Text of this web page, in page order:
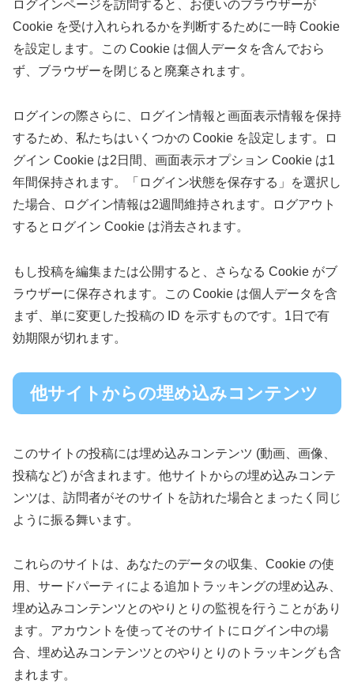
ログインページを訪問すると、お使いのブラウザーが
Cookie を受け入れられるかを判断するために一時 Cookie
を設定します。この Cookie は個人データを含んでおら
ず、ブラウザーを閉じると廃棄されます。
ログインの際さらに、ログイン情報と画面表示情報を保持
するため、私たちはいくつかの Cookie を設定します。ロ
グイン Cookie は2日間、画面表示オプション Cookie は1
年間保持されます。「ログイン状態を保存する」を選択し
た場合、ログイン情報は2週間維持されます。ログアウト
するとログイン Cookie は消去されます。
もし投稿を編集または公開すると、さらなる Cookie がブ
ラウザーに保存されます。この Cookie は個人データを含
まず、単に変更した投稿の ID を示すものです。1日で有
効期限が切れます。
他サイトからの埋め込みコンテンツ
このサイトの投稿には埋め込みコンテンツ (動画、画像、
投稿など) が含まれます。他サイトからの埋め込みコンテ
ンツは、訪問者がそのサイトを訪れた場合とまったく同じ
ように振る舞います。
これらのサイトは、あなたのデータの収集、Cookie の使
用、サードパーティによる追加トラッキングの埋め込み、
埋め込みコンテンツとのやりとりの監視を行うことがあり
ます。アカウントを使ってそのサイトにログイン中の場
合、埋め込みコンテンツとのやりとりのトラッキングも含
まれます。